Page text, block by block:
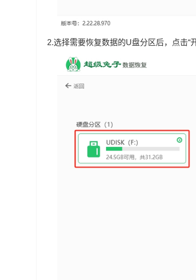
2.选择需要恢复数据的U盘分区后，点击“